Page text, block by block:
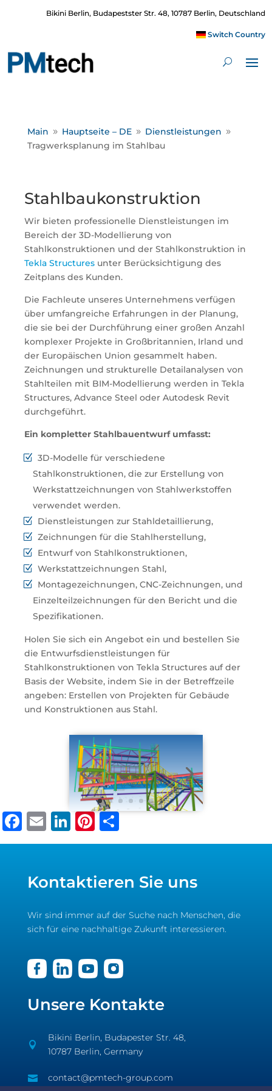
Bikini Berlin, Budapestster Str. 48, 10787 Berlin, Deutschland
Switch Country
Main 9 Hauptseite – DE 9 Dienstleistungen 9
Tragwerksplanung im Stahlbau
Stahlbaukonstruktion
Wir bieten professionelle Dienstleistungen im
Bereich der 3D-Modellierung von
Stahlkonstruktionen und der Stahlkonstruktion in
Tekla Structuresunter Berücksichtigung des
Zeitplans des Kunden.
Die Fachleute unseres Unternehmens verfügen
über umfangreiche Erfahrungen in der Planung,
die sie bei der Durchführung einer großen Anzahl
komplexer Projekte in Großbritannien, Irland und
der Europäischen Union gesammelt haben.
Zeichnungen und strukturelle Detailanalysen von
Stahlteilen mit BIM-Modellierung werden in Tekla
Structures, Advance Steel oder Autodesk Revit
durchgeführt.
Ein kompletter Stahlbauentwurf umfasst:
3D-Modelle für verschiedene
Stahlkonstruktionen, die zur Erstellung von
Werkstattzeichnungen von Stahlwerkstoffen
verwendet werden.
Dienstleistungen zur Stahldetaillierung,
Zeichnungen für die Stahlherstellung,
Entwurf von Stahlkonstruktionen,
Werkstattzeichnungen Stahl,
Montagezeichnungen, CNC-Zeichnungen, und
Einzelteilzeichnungen für den Bericht und die
Spezifikationen.
Holen Sie sich ein Angebot ein und bestellen Sie
die Entwurfsdienstleistungen für
Stahlkonstruktionen von Tekla Structures auf der
Basis der Website, indem Sie in der Betreffzeile
angeben: Erstellen von Projekten für Gebäude
und Konstruktionen aus Stahl.
Facebook
EmailLinkedIn
Pinterest
Kontaktieren Sie uns
Wir sind immer auf der Suche nach Menschen, die
sich für eine nachhaltige Zukunft interessieren.
Unsere Kontakte

Bikini Berlin, Budapester Str. 48,
10787 Berlin, Germany
 contact@pmtech-group.com